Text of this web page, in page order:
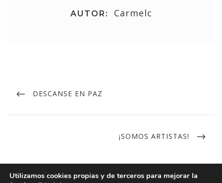
AUTOR: Carmelc
DESCANSE EN PAZ
¡SOMOS ARTISTAS!
Utilizamos cookies propias y de terceros para mejorar la